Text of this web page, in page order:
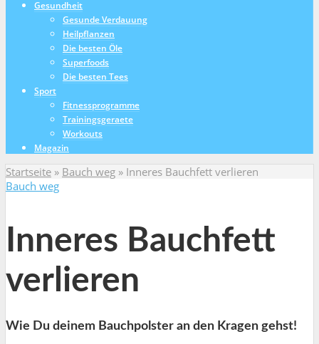
Gesundheit
Gesunde Verdauung
Heilpflanzen
Die besten Öle
Superfoods
Die besten Tees
Sport
Fitnessprogramme
Trainingsgeraete
Workouts
Magazin
Startseite » Bauch weg » Inneres Bauchfett verlieren
Bauch weg
Inneres Bauchfett
verlieren
Wie Du deinem Bauchpolster an den Kragen gehst!